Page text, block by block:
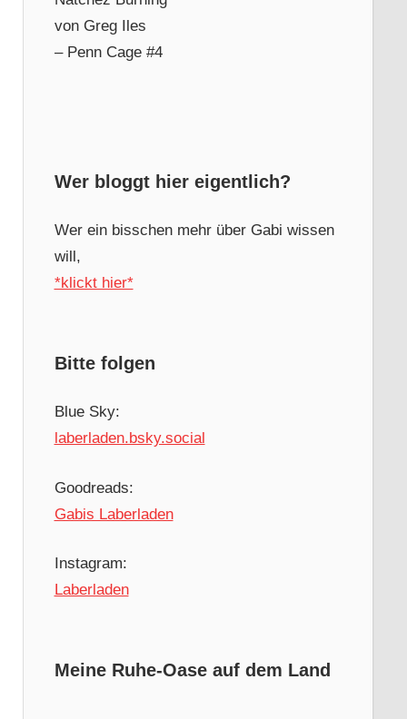
von Greg Iles
– Penn Cage #4
Wer bloggt hier eigentlich?
Wer ein bisschen mehr über Gabi wissen
will,
*klickt hier*
Bitte folgen
Blue Sky:
laberladen.bsky.social
Goodreads:
Gabis Laberladen
Instagram:
Laberladen
Meine Ruhe-Oase auf dem Land